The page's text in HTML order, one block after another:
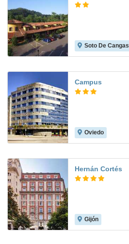
Soto De Cangas
Campus
Oviedo
Hernán Cortés
Gijón